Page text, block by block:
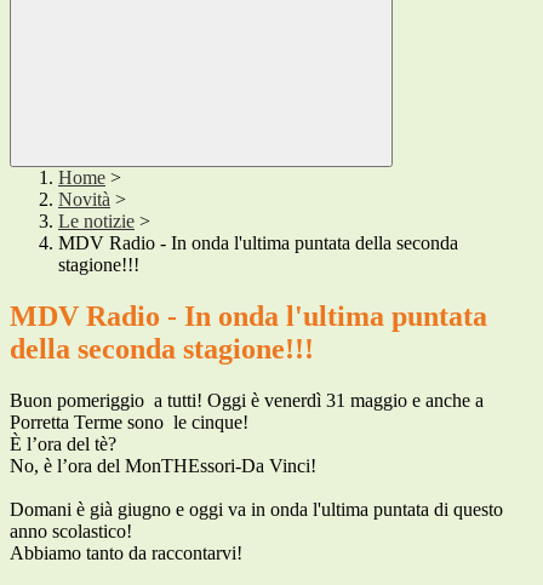
Home >
Novità >
Le notizie >
MDV Radio - In onda l'ultima puntata della seconda
stagione!!!
MDV Radio - In onda l'ultima puntata
della seconda stagione!!!
Buon pomeriggio a tutti! Oggi è venerdì 31 maggio e anche a
Porretta Terme sono le cinque!
È l’ora del tè?
No, è l’ora del MonTHEssori-Da Vinci!
Domani è già giugno e oggi va in onda l'ultima puntata di questo
anno scolastico!
Abbiamo tanto da raccontarvi!